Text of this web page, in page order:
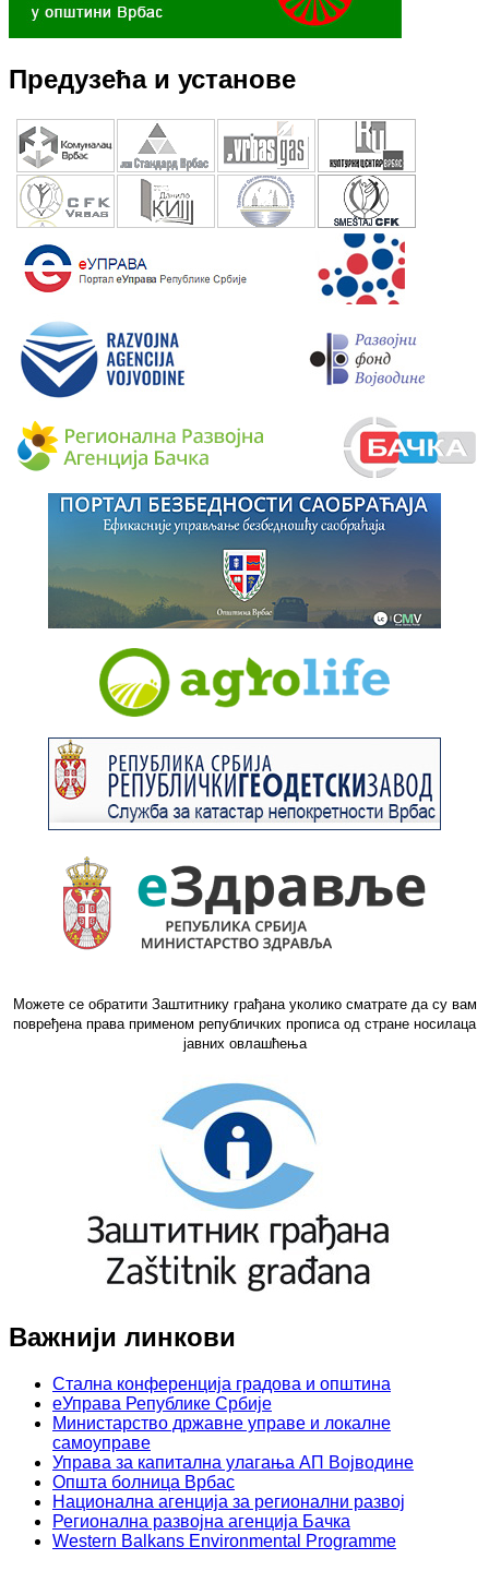
Предузећа и установе
Можете се обратити Заштитнику грађана уколико сматрате да су вам
повређена права применом републичких прописа од стране носилаца
јавних овлашћења
Важнији линкови
Стална конференција градова и општина
еУправа Републике Србије
Министарство државне управе и локалне
самоуправе
Управа за капитална улагања АП Војводине
Општа болница Врбас
Национална агенција за регионални развој
Регионална развојна агенција Бачка
Western Balkans Environmental Programme